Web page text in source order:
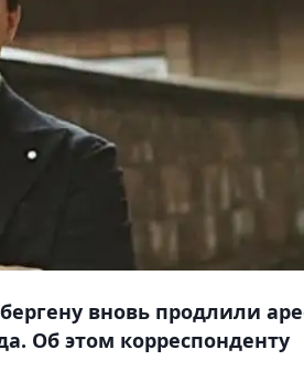
вновь продлили
Об этом корреспонденту